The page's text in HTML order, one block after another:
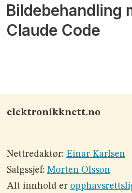
Bildebehandling
Claude Code
elektronikknett.no
Nettredaktør: Einar Karlsen
Salgssjef: Morten Olsson
Alt innhold er